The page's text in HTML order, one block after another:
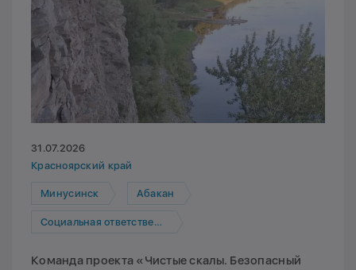
31.07.2026
Красноярский край
Минусинск Абакан
Социальная ответственность
Команда проекта «Чистые скалы. Безопасный